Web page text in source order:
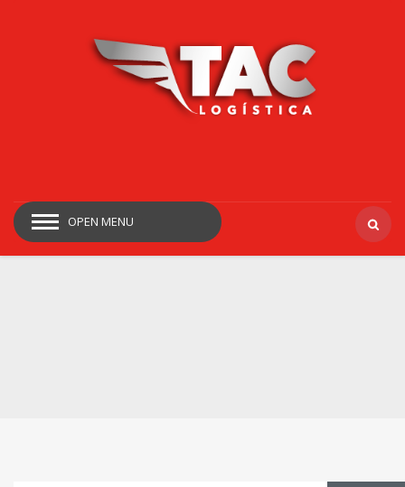
OPEN MENU